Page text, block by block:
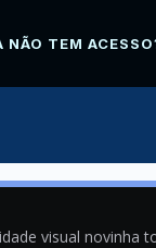
NÃO TEM
visual novinha